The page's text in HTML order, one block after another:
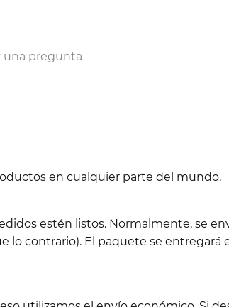
una pregunta
en cualquier parte del mundo.
estén listos. Normalmente, se
contrario). El paquete se entregará